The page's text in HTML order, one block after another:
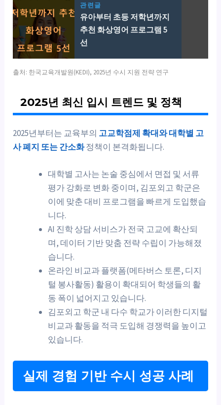
관련글
유아부터 초등 저학년까지
추천 화상영어 프로그램 5
선
출처: 한국교육개발원(KEDI), 2025년 수시 지원 전략 연구
2025년 최신 입시 트렌드 및 정책
2025년부터는 교육부의 고교학점제 확대와 대학별 고
사 폐지 또는 간소화정책이 본격화됩니다.
대학별 고사는 논술 중심에서 면접 및 서류
평가 강화로 변화 중이며, 김포외고 학군은
이에 맞춘 대비 프로그램을 빠르게 도입했습
니다.
AI 진학 상담 서비스가 전국 고교에 확산되
며, 데이터 기반 맞춤 전략 수립이 가능해졌
습니다.
온라인 비교과 플랫폼(메타버스 토론, 디지
털 봉사활동) 활용이 확대되어 학생들의 활
동 폭이 넓어지고 있습니다.
김포외고 학군 내 다수 학교가 이러한 디지털
비교과 활동을 적극 도입해 경쟁력을 높이고
있습니다.
실제 경험 기반 수시 성공 사례